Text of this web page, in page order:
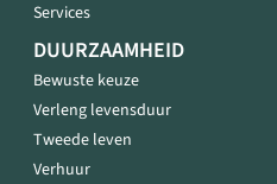
Services
DUURZAAMHEID
Bewuste keuze
Verleng levensduur
Tweede leven
Verhuur